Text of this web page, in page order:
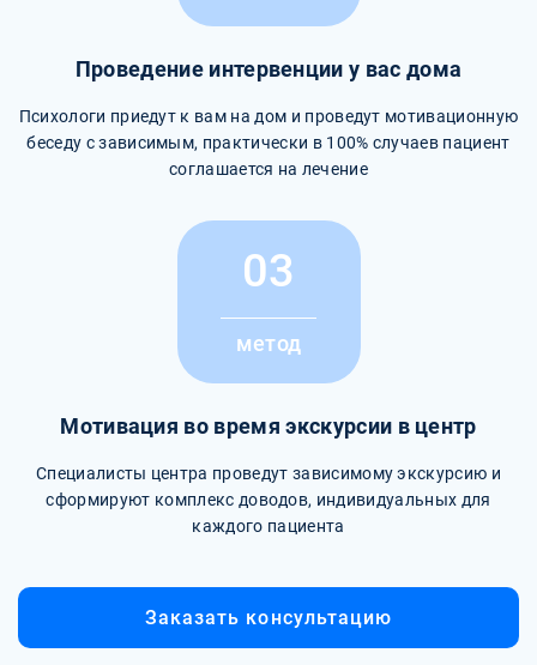
Проведение интервенции у вас дома
Психологи приедут к вам на дом и проведут мотивационную
беседу с зависимым, практически в 100% случаев пациент
соглашается на лечение
03
метод
Мотивация во время экскурсии в центр
Специалисты центра проведут зависимому экскурсию и
сформируют комплекс доводов, индивидуальных для
каждого пациента
Заказать консультацию